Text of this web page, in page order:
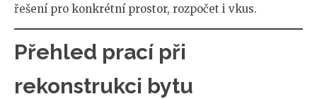
řešení pro konkrétní prostor, rozpočet i vkus.
Přehled prací při
rekonstrukci bytu